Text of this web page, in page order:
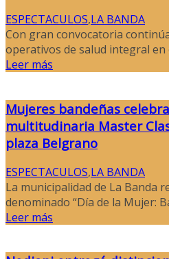
ESPECTACULOS,LA BANDA
Con gran convocatoria
operativos de salud integral en
Leer más
Mujeres bandeñas
multitudinaria Master
plaza Belgrano
ESPECTACULOS,LA BANDA
La municipalidad de La Banda
denominado “Día de la Mujer:
Leer más